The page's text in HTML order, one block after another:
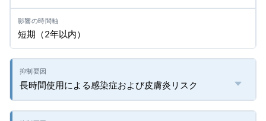
短期（2年以内）
長時間使用による感染症および皮膚炎リスク